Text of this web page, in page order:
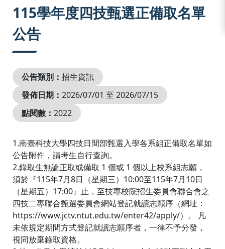
115學年度四技甄選正備取名單
公告
公告類別： 招生資訊
發佈日期： 2026/07/01 至 2026/07/15
點閱數： 2022
1.南臺科技大學四技日間部甄選入學各系組正備取名單如
公告附件，請考生自行查詢。
2.錄取生無論正取或備取 1 個或 1 個以上校系組志願，
須於『115年7月8日（星期三）10:00至115年7月10日
（星期五）17:00』止，至技專校院招生委員會聯合會之
四技二專聯合甄選委員會網站登記就讀志願序（網址：
https://www.jctv.ntut.edu.tw/enter42/apply/）。 凡
未依規定期間方式登記就讀志願序者，一律不予分發，
視同放棄錄取資格。